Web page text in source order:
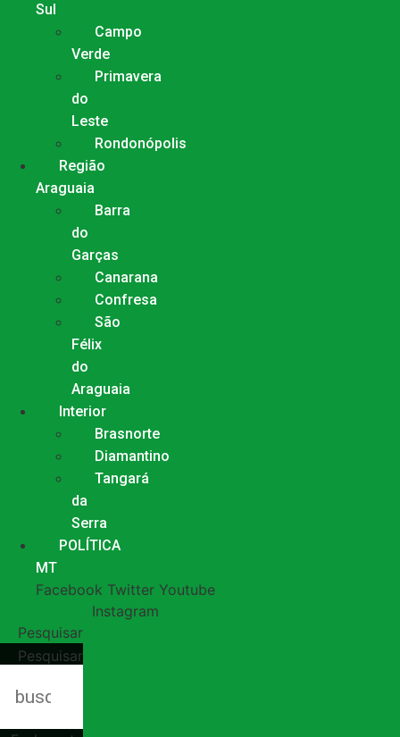
Sul
Campo
Verde
Primavera
do
Leste
Rondonópolis
Região
Araguaia
Barra
do
Garças
Canarana
Confresa
São
Félix
do
Araguaia
Interior
Brasnorte
Diamantino
Tangará
da
Serra
POLÍTICA
MT
Facebook Twitter Youtube
Instagram
Pesquisar
Pesquisar